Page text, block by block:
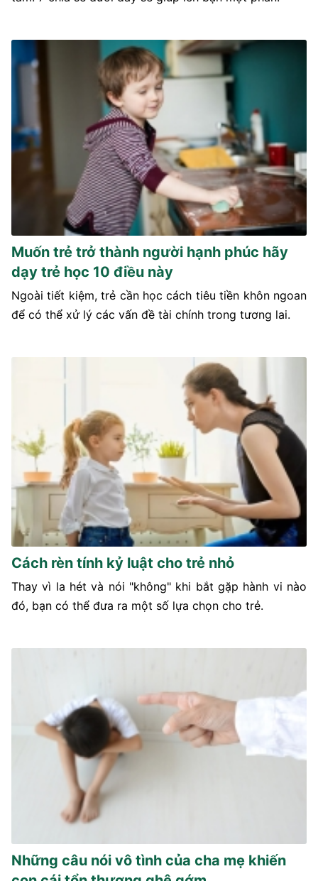
Muốn trẻ trở thành người hạnh phúc hãy
dạy trẻ học 10 điều này
Ngoài tiết kiệm, trẻ cần học cách tiêu tiền khôn ngoan
để có thể xử lý các vấn đề tài chính trong tương lai.
Cách rèn tính kỷ luật cho trẻ nhỏ
Thay vì la hét và nói "không" khi bắt gặp hành vi nào
đó, bạn có thể đưa ra một số lựa chọn cho trẻ.
Những câu nói vô tình của cha mẹ khiến